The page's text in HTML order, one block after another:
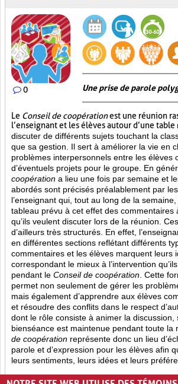
0 Une prise de parole
Le Conseil de coopérationest une réunion
l’enseignant et les élèves autour d’une table
discuter de différents sujets touchant la
que sa gestion. Il sert à améliorer la vie en
problèmes interpersonnels entre les élèves
d’éventuels projets pour le groupe. En
coopération a lieu une fois par semaine et
abordés sont précisés préalablement par
l’enseignant qui, tout au long de la
tableau prévu à cet effet des commentaires
qu’ils veulent discuter lors de la réunion.
d’ailleurs très structurés. En effet,
en différentes sections reflétant différents
commentaires et les élèves marquent leurs
correspondant le mieux à l’intervention
pendant le Conseil de coopération . Cette
permet non seulement de gérer les
mais également d’apprendre aux élèves
et résoudre des conflits dans le respect
dont le rôle consiste à animer la discussion,
bienséance est maintenue pendant toute la
de coopération représente donc un lieu
parole et d’expression pour les élèves afin
leurs sentiments, leurs idées et leurs